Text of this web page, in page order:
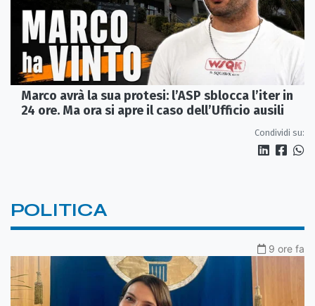
Marco avrà la sua protesi: l’ASP sblocca l’iter in
24 ore. Ma ora si apre il caso dell’Ufficio ausili
Condividi su:
POLITICA
9 ore fa